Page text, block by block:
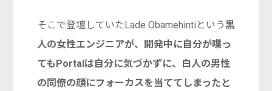
そこで登壇していたLade Obamehintiという黒
人の女性エンジニアが、開発中に自分が喋っ
てもPortalは自分に気づかずに、白人の男性
の同僚の顔にフォーカスを当ててしまったと